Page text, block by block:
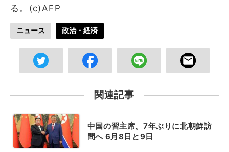
る。(c)AFP
ニュース 政治・経済
関連記事
中国の習主席、7年ぶりに北朝鮮訪
問へ 6月8日と9日